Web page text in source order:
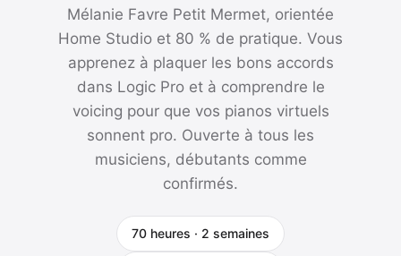
Mélanie Favre Petit Mermet, orientée
Home Studio et 80 % de pratique. Vous
apprenez à plaquer les bons accords
dans Logic Pro et à comprendre le
voicing pour que vos pianos virtuels
sonnent pro. Ouverte à tous les
musiciens, débutants comme
confirmés.
70 heures · 2 semaines